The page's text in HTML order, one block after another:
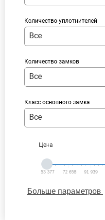
Количество уплотнителей
Все
Количество замков
Все
Класс основного замка
Все
Цена
53 377 72 658 91 939
Больше параметров